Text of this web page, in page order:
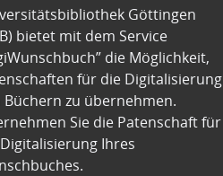
Göttingen
bietet mit dem Service
die Möglichkeit,
für die Digitalisierung
Büchern zu übernehmen.
Sie die Patenschaft für
Ihres